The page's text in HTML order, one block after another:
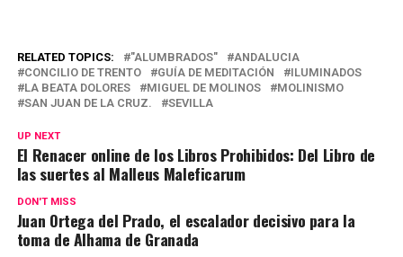
RELATED TOPICS: "ALUMBRADOS"
ANDALUCIA
CONCILIO DE TRENTO
GUÍA DE MEDITACIÓN
ILUMINADOS
LA BEATA DOLORES
MIGUEL DE MOLINOS
MOLINISMO
SAN JUAN DE LA CRUZ.
SEVILLA
UP NEXT
El Renacer online de los Libros Prohibidos: Del Libro de
las suertes al Malleus Maleficarum
DON'T MISS
Juan Ortega del Prado, el escalador decisivo para la
toma de Alhama de Granada